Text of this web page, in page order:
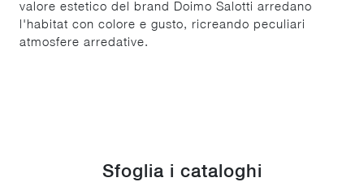
valore estetico del brand Doimo Salotti arredano
l'habitat con colore e gusto, ricreando peculiari
atmosfere arredative.
Sfoglia i cataloghi